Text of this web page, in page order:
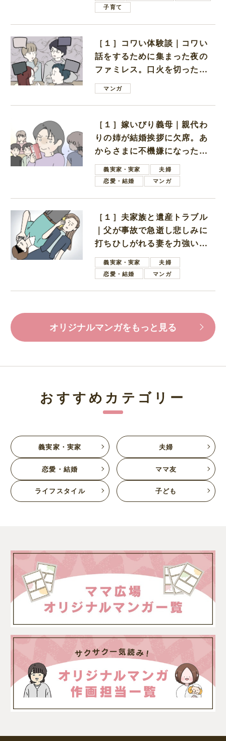
子育て
［１］コワい体験談｜コワい
話をするために集まった夜の
ファミレス。口火を切ったの
は電車好きの男の子ママ
マンガ
［１］嫁いびり義母｜親代わ
りの姉が結婚挨拶に欠席。あ
からさまに不機嫌になった義
母義実家・実家
夫婦
恋愛・結婚
マンガ
［１］夫家族と遺産トラブル
｜父が事故で急逝し悲しみに
打ちひしがれる妻を力強い言
葉で励ます夫
義実家・実家
夫婦
恋愛・結婚
マンガ
オリジナルマンガをもっと見る
おすすめカテゴリー
義実家・実家 夫婦
恋愛・結婚 ママ友
ライフスタイル 子ども